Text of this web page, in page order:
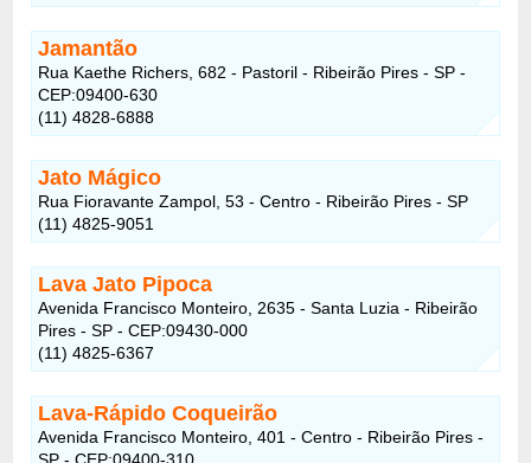
Jamantão
Rua Kaethe Richers, 682 - Pastoril - Ribeirão Pires - SP -
CEP:09400-630
(11) 4828-6888
Jato Mágico
Rua Fioravante Zampol, 53 - Centro - Ribeirão Pires - SP
(11) 4825-9051
Lava Jato Pipoca
Avenida Francisco Monteiro, 2635 - Santa Luzia - Ribeirão
Pires - SP - CEP:09430-000
(11) 4825-6367
Lava-Rápido Coqueirão
Avenida Francisco Monteiro, 401 - Centro - Ribeirão Pires -
SP - CEP:09400-310